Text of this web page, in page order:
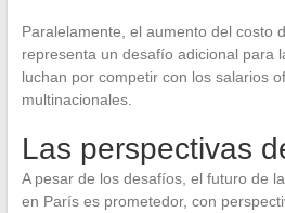
Paralelamente, el aumento del costo
representa un desafío adicional para
luchan por competir con los salarios
multinacionales.
Las perspectivas
A pesar de los desafíos, el futuro de
en París es prometedor, con